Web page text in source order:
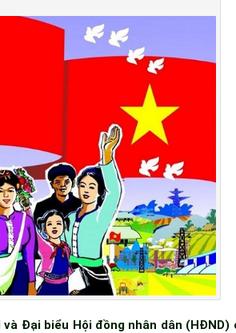
Đại biểu Hội đồng nhân dân (HĐND)